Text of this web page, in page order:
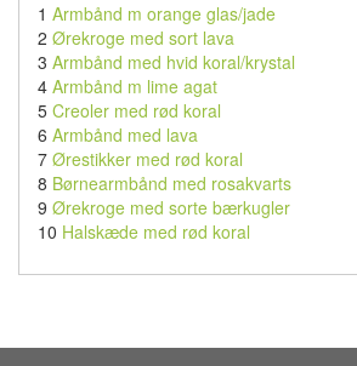
1 Armbånd m orange glas/jade
2 Ørekroge med sort lava
3 Armbånd med hvid koral/krystal
4 Armbånd m lime agat
5 Creoler med rød koral
6 Armbånd med lava
7 Ørestikker med rød koral
8 Børnearmbånd med rosakvarts
9 Ørekroge med sorte bærkugler
10 Halskæde med rød koral